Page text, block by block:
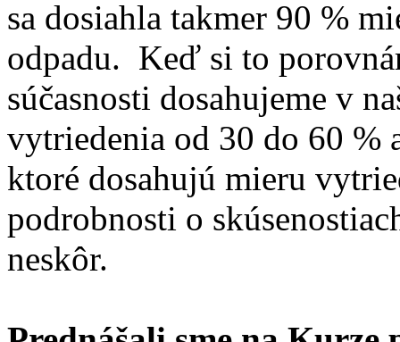
sa dosiahla takmer 90 %
odpadu. Keď si to
súčasnosti dosahujeme v
vytriedenia od 30 do 60 %
ktoré dosahujú mieru
podrobnosti o
neskôr.